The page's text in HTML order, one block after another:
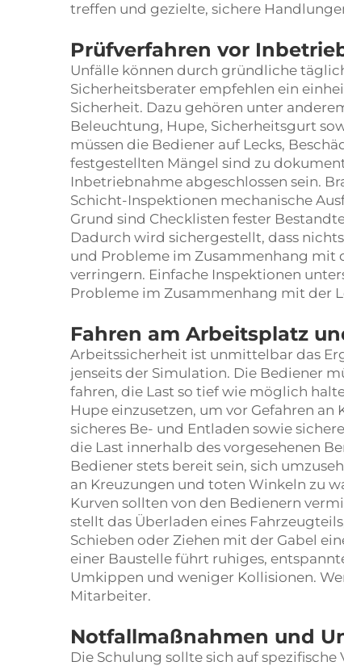
treffen und gezielte, sichere
Prüfverfahren vor
Unfälle können durch gründliche
Sicherheitsberater empfehlen ein
Sicherheit. Dazu gehören unter
Beleuchtung, Hupe, Sicherheitsgurt
müssen die Bediener auf Lecks,
festgestellten Mängel sind zu
Inbetriebnahme abgeschlossen sein.
Schicht-Inspektionen mechanische
Grund sind Checklisten fester
Dadurch wird sichergestellt, dass
und Probleme im Zusammenhang mit
verringern. Einfache Inspektionen
Probleme im Zusammenhang mit der
Fahren am Arbeitsplatz
Arbeitssicherheit ist unmittelbar das
jenseits der Simulation. Die Bediener
fahren, die Last so tief wie möglich
Hupe einzusetzen, um vor Gefahren
sicheres Be- und Entladen sowie
die Last innerhalb des vorgesehenen
Bediener stets bereit sein, sich
an Kreuzungen und toten Winkeln zu
Kurven sollten von den Bedienern
stellt das Überladen eines
Schieben oder Ziehen mit der Gabel
einer Baustelle führt ruhiges,
Umkippen und weniger Kollisionen.
Mitarbeiter.
Notfallmaßnahmen und
Die Schulung sollte sich auf